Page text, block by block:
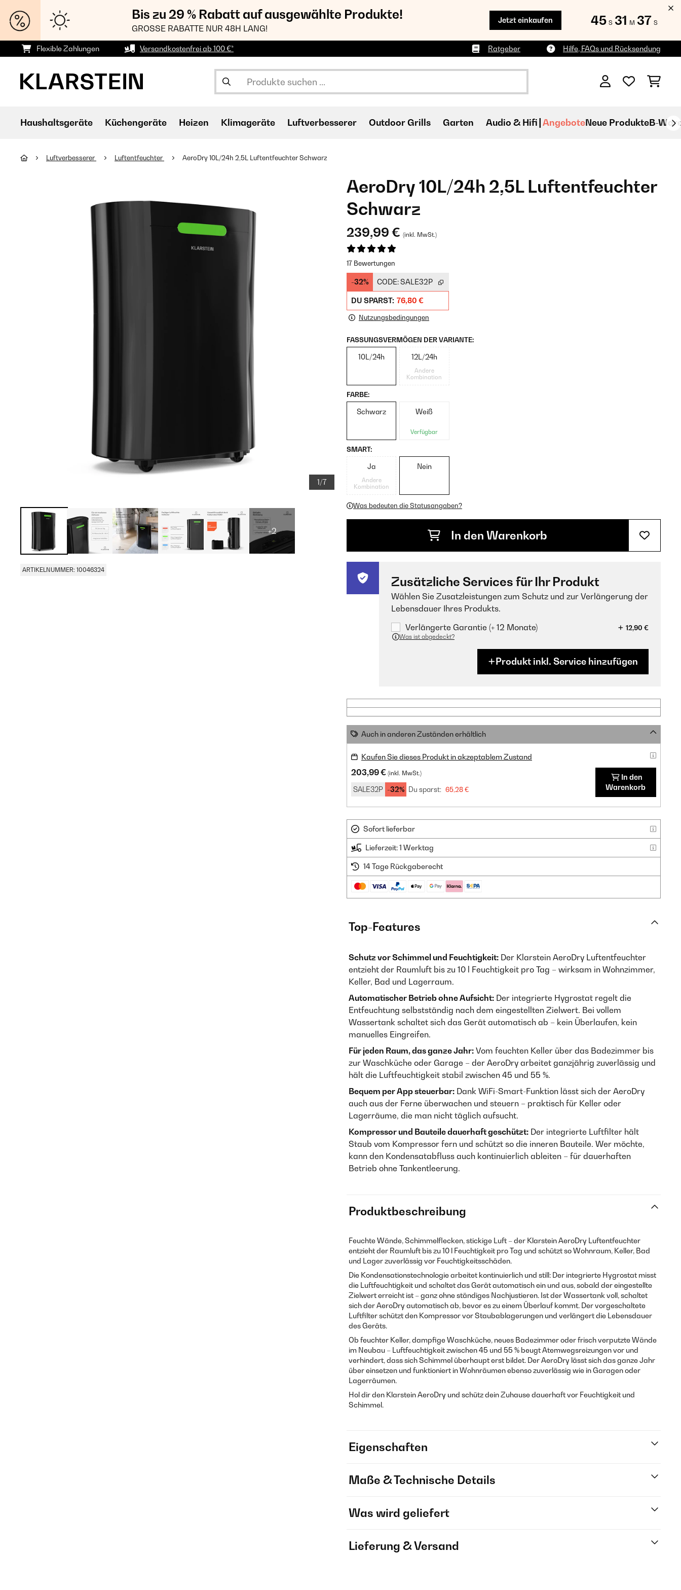
Bis zu 29 % Rabatt auf ausgewählte Produkte!
GROSSE RABATTE NUR 48H LANG!
Jetzt einkaufen 45 S 31 M 35 S
Flexible Zahlungen Versandkostenfrei ab 100 €* Ratgeber Hilfe, FAQs und Rücksendung
Haushaltsgeräte Küchengeräte Heizen Klimageräte Luftverbesserer Outdoor Grills Garten Audio & Hifi AngeboteNeue ProdukteB-
Luftverbesserer Luftentfeuchter AeroDry 10L/24h 2,5L Luftentfeuchter Schwarz
1/7
+2
ARTIKELNUMMER: 10046324
AeroDry 10L/24h 2,5L Luftentfeuchter
Schwarz
239,99 € (inkl. MwSt.)
17 Bewertungen
-32% CODE:SALE32P
DU SPARST: 76,80 €
Nutzungsbedingungen
FASSUNGSVERMÖGEN DER VARIANTE:
10L/24h 12L/24h
Andere
Kombination
FARBE:
Schwarz Weiß
Verfügbar
SMART:
Ja
Andere
Kombination
Nein
Was bedeuten die Statusangaben?
In den Warenkorb
Zusätzliche Services für Ihr Produkt
Wählen Sie Zusatzleistungen zum Schutz und zur Verlängerung der
Lebensdauer Ihres Produkts.
Verlängerte Garantie (+ 12 Monate)
12,90 €
Was ist abgedeckt?
Produkt inkl. Service hinzufügen
Auch in anderen Zuständen erhältlich
Kaufen Sie dieses Produkt in akzeptablem Zustand
203,99 € (inkl. MwSt.)
SALE32P -32% Du sparst: 65,28 €
In den
Warenkorb
Sofort lieferbar
Lieferzeit: 1 Werktag
14 Tage Rückgaberecht
Top-Features
Schutz vor Schimmel und Feuchtigkeit: Der Klarstein AeroDry Luftentfeuchter
entzieht der Raumluft bis zu 10 l Feuchtigkeit pro Tag – wirksam in Wohnzimmer,
Keller, Bad und Lagerraum.
Automatischer Betrieb ohne Aufsicht: Der integrierte Hygrostat regelt die
Entfeuchtung selbstständig nach dem eingestellten Zielwert. Bei vollem
Wassertank schaltet sich das Gerät automatisch ab – kein Überlaufen, kein
manuelles Eingreifen.
Für jeden Raum, das ganze Jahr: Vom feuchten Keller über das Badezimmer bis
zur Waschküche oder Garage – der AeroDry arbeitet ganzjährig zuverlässig und
hält die Luftfeuchtigkeit stabil zwischen 45 und 55 %.
Bequem per App steuerbar: Dank WiFi-Smart-Funktion lässt sich der AeroDry
auch aus der Ferne überwachen und steuern – praktisch für Keller oder
Lagerräume, die man nicht täglich aufsucht.
Kompressor und Bauteile dauerhaft geschützt: Der integrierte Luftfilter hält
Staub vom Kompressor fern und schützt so die inneren Bauteile. Wer möchte,
kann den Kondensatabfluss auch kontinuierlich ableiten – für dauerhaften
Betrieb ohne Tankentleerung.
Produktbeschreibung
Feuchte Wände, Schimmelflecken, stickige Luft – der Klarstein AeroDry Luftentfeuchter
entzieht der Raumluft bis zu 10 l Feuchtigkeit pro Tag und schützt so Wohnraum, Keller, Bad
und Lager zuverlässig vor Feuchtigkeitsschäden.
Die Kondensationstechnologie arbeitet kontinuierlich und still: Der integrierte Hygrostat misst
die Luftfeuchtigkeit und schaltet das Gerät automatisch ein und aus, sobald der eingestellte
Zielwert erreicht ist – ganz ohne ständiges Nachjustieren. Ist der Wassertank voll, schaltet
sich der AeroDry automatisch ab, bevor es zu einem Überlauf kommt. Der vorgeschaltete
Luftfilter schützt den Kompressor vor Staubablagerungen und verlängert die Lebensdauer
des Geräts.
Ob feuchter Keller, dampfige Waschküche, neues Badezimmer oder frisch verputzte Wände
im Neubau – Luftfeuchtigkeit zwischen 45 und 55 % beugt Atemwegsreizungen vor und
verhindert, dass sich Schimmel überhaupt erst bildet. Der AeroDry lässt sich das ganze Jahr
über einsetzen und funktioniert in Wohnräumen ebenso zuverlässig wie in Garagen oder
Lagerräumen.
Hol dir den Klarstein AeroDry und schütz dein Zuhause dauerhaft vor Feuchtigkeit und
Schimmel.
Eigenschaften
Maße & Technische Details
Was wird geliefert
Lieferung & Versand